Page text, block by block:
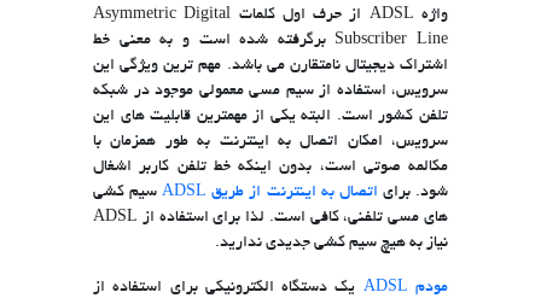
واژه ADSL از حرف اول کلمات Asymmetric Digital
Subscriber Line برگرفته شده است و به معنی خط
اشتراک دیجیتال نامتقارن می باشد. مهم ترین ویژگی این
سرویس، استفاده از سیم مسی معمولی موجود در شبکه
تلفن کشور است. البته یکی از مهمترین قابلیت های این
سرویس، امکان اتصال به اینترنت به طور همزمان با
مکالمه صوتی است، بدون اینکه خط تلفن کاربر اشغال
شود. برای اتصال به اینترنت از طریق ADSL
سیم کشی
های مسی تلفنی، کافی است. لذا برای استفاده از ADSL
نیاز به هیچ سیم کشی جدیدی ندارید.
مودم ADSL
یک دستگاه الکترونیکی برای استفاده از